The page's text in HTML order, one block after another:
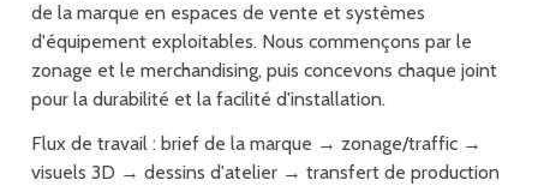
de la marque en espaces de vente et systèmes
d'équipement exploitables. Nous commençons par le
zonage et le merchandising, puis concevons chaque joint
pour la durabilité et la facilité d'installation.
Flux de travail : brief de la marque → zonage/traffic →
visuels 3D → dessins d'atelier → transfert de production